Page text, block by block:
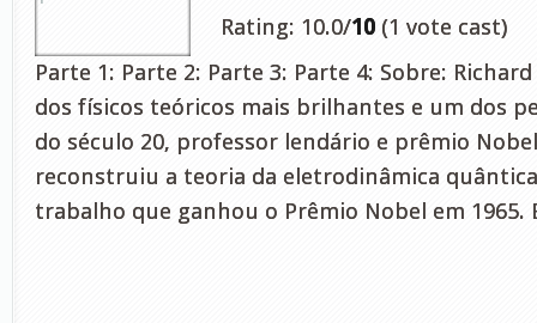
Rating: 10.0/10 (1 vote cast)
Parte 1: Parte 2: Parte 3: Parte 4: Sobre:
dos físicos teóricos mais brilhantes e um dos
do século 20, professor lendário e prêmio Nobel
reconstruiu a teoria da eletrodinâmica
trabalho que ganhou o Prêmio Nobel em 1965.